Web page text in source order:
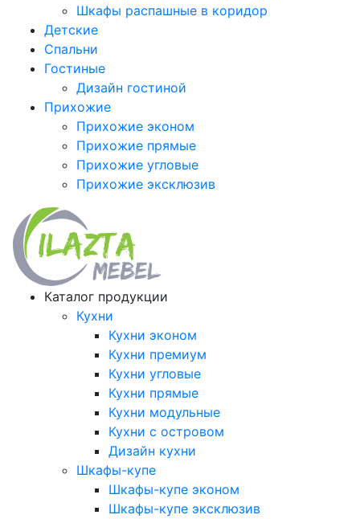
Шкафы распашные в коридор
Детские
Спальни
Гостиные
Дизайн гостиной
Прихожие
Прихожие эконом
Прихожие прямые
Прихожие угловые
Прихожие эксклюзив
Каталог продукции
Кухни
Кухни эконом
Кухни премиум
Кухни угловые
Кухни прямые
Кухни модульные
Кухни с островом
Дизайн кухни
Шкафы-купе
Шкафы-купе эконом
Шкафы-купе эксклюзив